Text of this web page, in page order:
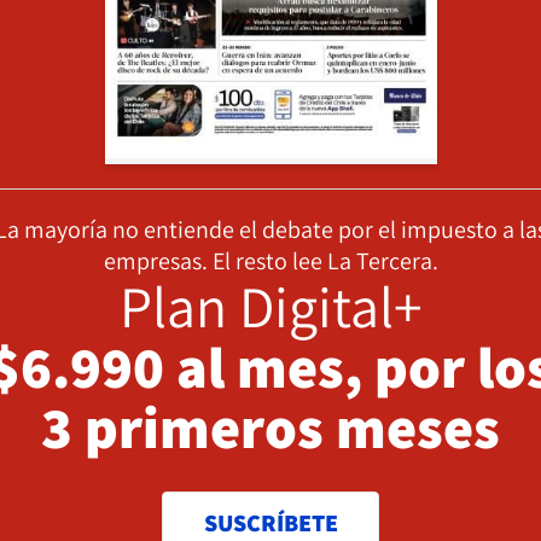
mayoría no entiende el debate por el impuesto a
empresas. El resto lee La Tercera.
Plan Digital+
al mes, por
3 primeros meses
SUSCRÍBETE